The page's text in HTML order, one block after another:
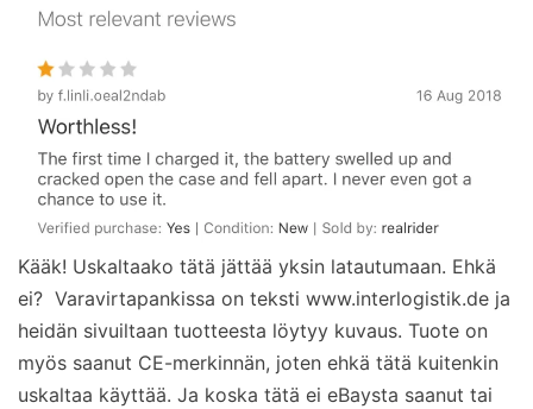
Kääk! Uskaltaako tätä jättää yksin latautumaan. Ehkä
ei? Varavirtapankissa on teksti www.interlogistik.de ja
heidän sivuiltaan tuotteesta löytyy kuvaus. Tuote on
myös saanut CE-merkinnän, joten ehkä tätä kuitenkin
uskaltaa käyttää. Ja koska tätä ei eBaysta saanut tai